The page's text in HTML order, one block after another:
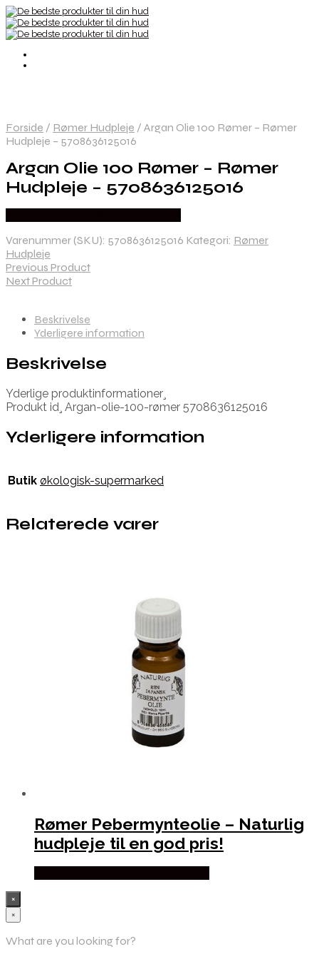
Forside / Rømer Hudpleje / Argan Olie 100 Rømer – Rømer
Hudpleje – 5708636125016
Argan Olie 100 Rømer – Rømer
Hudpleje – 5708636125016
Varenummer (SKU): 5708636125016 Kategori: Rømer
Hudpleje
Previous Product
Next Product
Beskrivelse
Yderligere information
Beskrivelse
Yderlige produktinformationer¸
Produkt id¸ Argan-olie-100-rømer 5708636125016
Yderligere information
Butik økologisk-supermarked
Relaterede varer
Rømer Pebermynteolie – Naturlig
hudpleje til en god pris!
×
×
What are you looking for?